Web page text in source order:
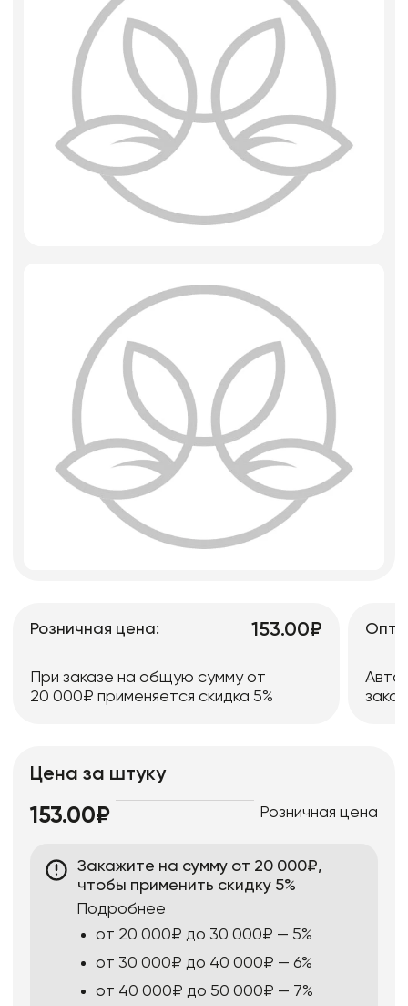
Игрушки мягкие
Сухоцветы
Розничная цена: 153.00₽
При заказе на общую сумму от
20 000₽ применяется скидка 5%
Цена за штуку
153.00₽ Розничная цена
Закажите на сумму от 20 000₽,
чтобы применить скидку 5%
Подробнее
от 20 000₽ до 30 000₽ — 5%
от 30 000₽ до 40 000₽ — 6%
от 40 000₽ до 50 000₽ — 7%